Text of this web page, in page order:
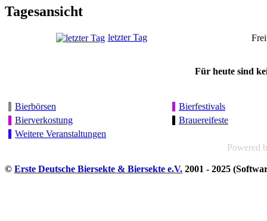
Tagesansicht
letzter Tag
Für heute sind
Bierbörsen
Bierfestivals
Bierverkostung
Brauereifeste
Weitere Veranstaltungen
Powered
© Erste Deutsche Biersekte & Biersekte e.V. 2001 - 2025